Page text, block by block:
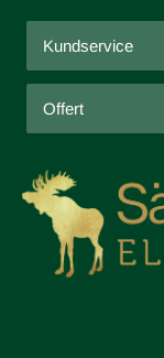
Kundservice
Offert